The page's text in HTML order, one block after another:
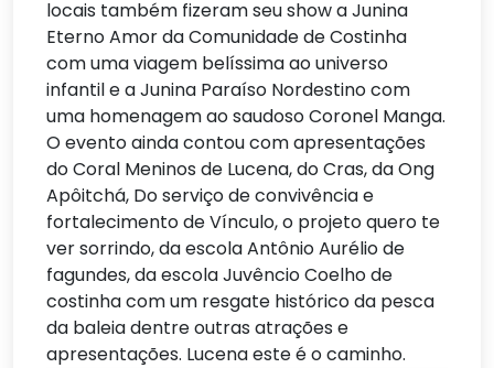
locais também fizeram seu show a Junina
Eterno Amor da Comunidade de Costinha
com uma viagem belíssima ao universo
infantil e a Junina Paraíso Nordestino com
uma homenagem ao saudoso Coronel Manga.
O evento ainda contou com apresentações
do Coral Meninos de Lucena, do Cras, da Ong
Apôitchá, Do serviço de convivência e
fortalecimento de Vínculo, o projeto quero te
ver sorrindo, da escola Antônio Aurélio de
fagundes, da escola Juvêncio Coelho de
costinha com um resgate histórico da pesca
da baleia dentre outras atrações e
apresentações. Lucena este é o caminho.